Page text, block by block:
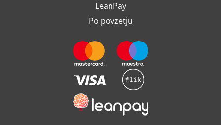
LeanPay
Po povzetju